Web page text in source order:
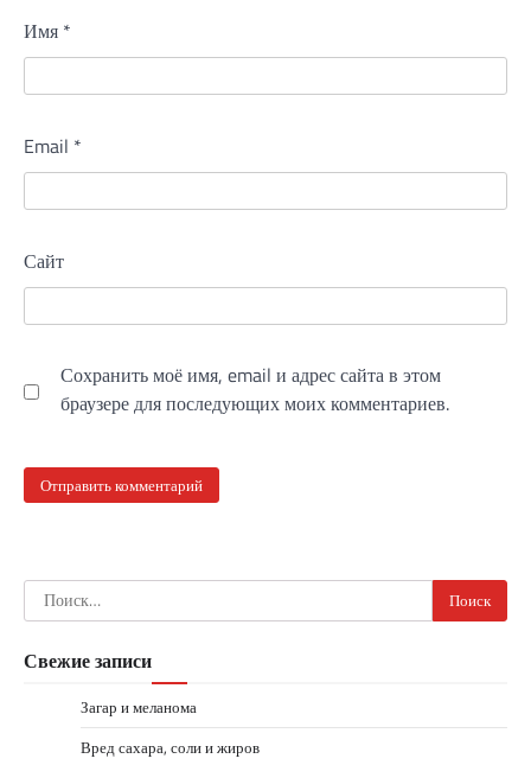
Имя *
Email *
Сайт
Сохранить моё имя, email и адрес сайта в этом
браузере для последующих моих комментариев.
Найти:
Свежие записи
Загар и меланома
Вред сахара, соли и жиров